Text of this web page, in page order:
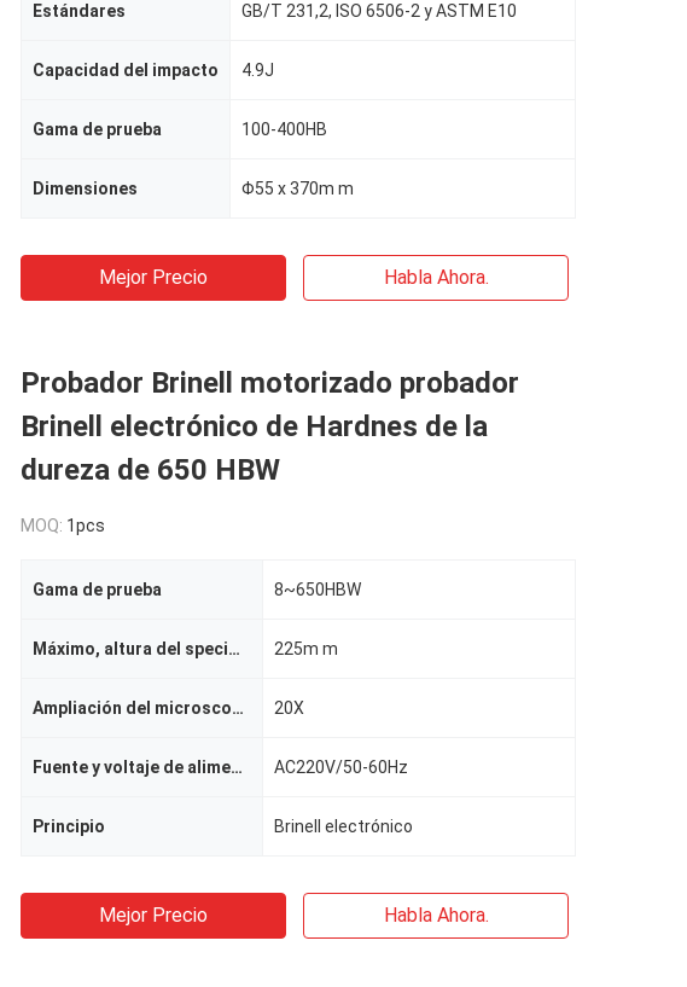
Estándares GB/T 231,2, ISO 6506-2 y ASTM E10
Capacidad del impacto 4.9J
Gama de prueba 100-400HB
Dimensiones Φ55 x 370m m
Mejor Precio Habla Ahora.
Probador Brinell motorizado probador
Brinell electrónico de Hardnes de la
dureza de 650 HBW
MOQ: 1pcs
Gama de prueba 8~650HBW
Máximo, altura del speciment 225m m
Ampliación del microscopio 20X
Fuente y voltaje de alimentación AC220V/50-60Hz
Principio Brinell electrónico
Mejor Precio Habla Ahora.